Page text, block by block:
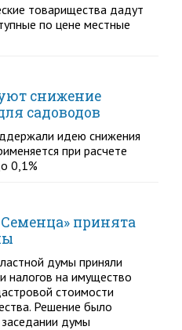
товарищества дадут
по цене местные
снижение
садоводов
идею снижения
при расчете
0,1%
принята
думы приняли
налогов на имущество
стоимости
Решение было
думы